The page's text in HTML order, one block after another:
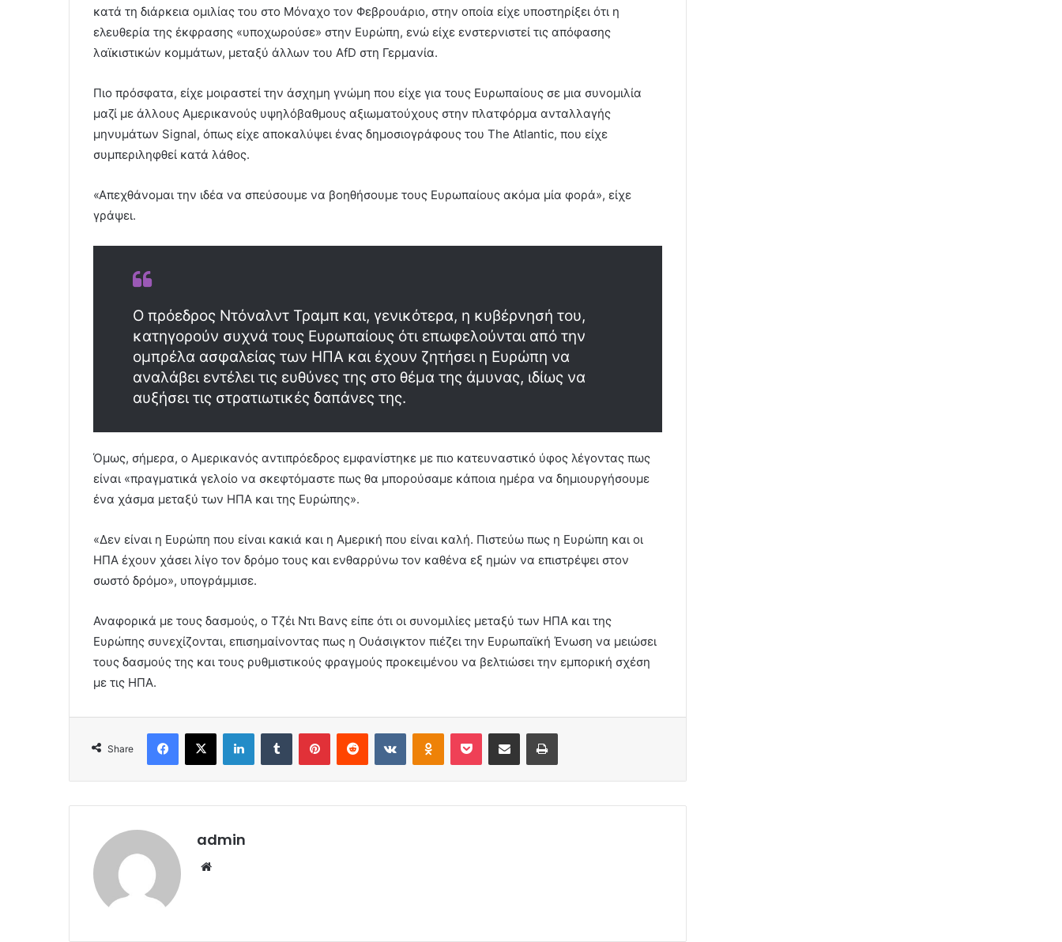
κατά τη διάρκεια ομιλίας του στο Μόναχο τον Φεβρουάριο, στην οποία είχε υποστηρίξει ότι η
ελευθερία της έκφρασης «υποχωρούσε» στην Ευρώπη, ενώ είχε ενστερνιστεί τις απόφασης
λαϊκιστικών κομμάτων, μεταξύ άλλων του AfD στη Γερμανία.
Πιο πρόσφατα, είχε μοιραστεί την άσχημη γνώμη που είχε για τους Ευρωπαίους σε μια συνομιλία
μαζί με άλλους Αμερικανούς υψηλόβαθμους αξιωματούχους στην πλατφόρμα ανταλλαγής
μηνυμάτων Signal, όπως είχε αποκαλύψει ένας δημοσιογράφους του The Atlantic, που είχε
συμπεριληφθεί κατά λάθος.
«Απεχθάνομαι την ιδέα να σπεύσουμε να βοηθήσουμε τους Ευρωπαίους ακόμα μία φορά», είχε
γράψει.
Ο πρόεδρος Ντόναλντ Τραμπ και, γενικότερα, η κυβέρνησή του,
κατηγορούν συχνά τους Ευρωπαίους ότι επωφελούνται από την
ομπρέλα ασφαλείας των ΗΠΑ και έχουν ζητήσει η Ευρώπη να
αναλάβει εντέλει τις ευθύνες της στο θέμα της άμυνας, ιδίως να
αυξήσει τις στρατιωτικές δαπάνες της.
Όμως, σήμερα, ο Αμερικανός αντιπρόεδρος εμφανίστηκε με πιο κατευναστικό ύφος λέγοντας πως
είναι «πραγματικά γελοίο να σκεφτόμαστε πως θα μπορούσαμε κάποια ημέρα να δημιουργήσουμε
ένα χάσμα μεταξύ των ΗΠΑ και της Ευρώπης».
«Δεν είναι η Ευρώπη που είναι κακιά και η Αμερική που είναι καλή. Πιστεύω πως η Ευρώπη και οι
ΗΠΑ έχουν χάσει λίγο τον δρόμο τους και ενθαρρύνω τον καθένα εξ ημών να επιστρέψει στον
σωστό δρόμο», υπογράμμισε.
Αναφορικά με τους δασμούς, ο Τζέι Ντι Βανς είπε ότι οι συνομιλίες μεταξύ των ΗΠΑ και της
Ευρώπης συνεχίζονται, επισημαίνοντας πως η Ουάσιγκτον πιέζει την Ευρωπαϊκή Ένωση να μειώσει
τους δασμούς της και τους ρυθμιστικούς φραγμούς προκειμένου να βελτιώσει την εμπορική σχέση
με τις ΗΠΑ.
Share
Facebook
X LinkedInTumblr PinterestReddit VKontakteOdnoklassniki
Pocket Share via Email Print
admin